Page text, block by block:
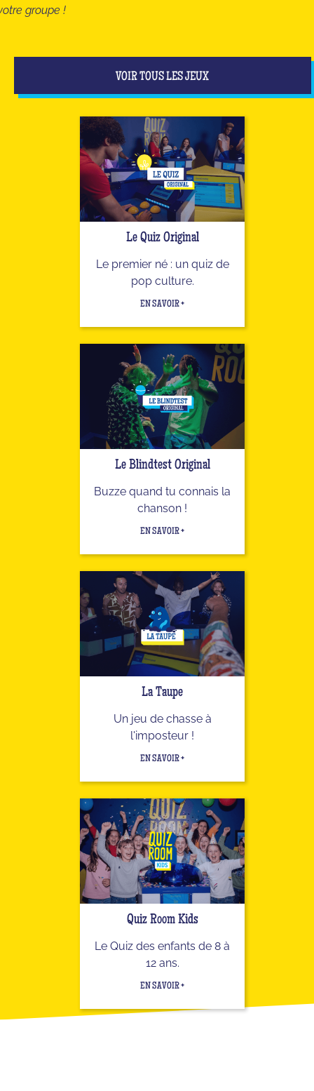
groupe !
Le Quiz Original
Le premier né : un quiz de
pop culture.
EN SAVOIR +
Le Blindtest Original
Buzze quand tu connais la
chanson !
EN SAVOIR +
La Taupe
Un jeu de chasse à
l'imposteur !
EN SAVOIR +
Quiz Room Kids
Le Quiz des enfants de 8 à
12 ans.
EN SAVOIR +
VOIR TOUS LES JEUX